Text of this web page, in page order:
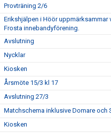
Provträning 2/6
Erikshjälpen i Höör uppmärksammar
Frosta innebandyförening.
Avslutning
Nycklar
Kiosken
Årsmöte 15/3 kl 17
Avslutning 27/3
Matchschema inklusive Domare och
Kiosken